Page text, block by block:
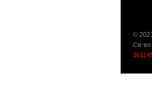
©
Св-во